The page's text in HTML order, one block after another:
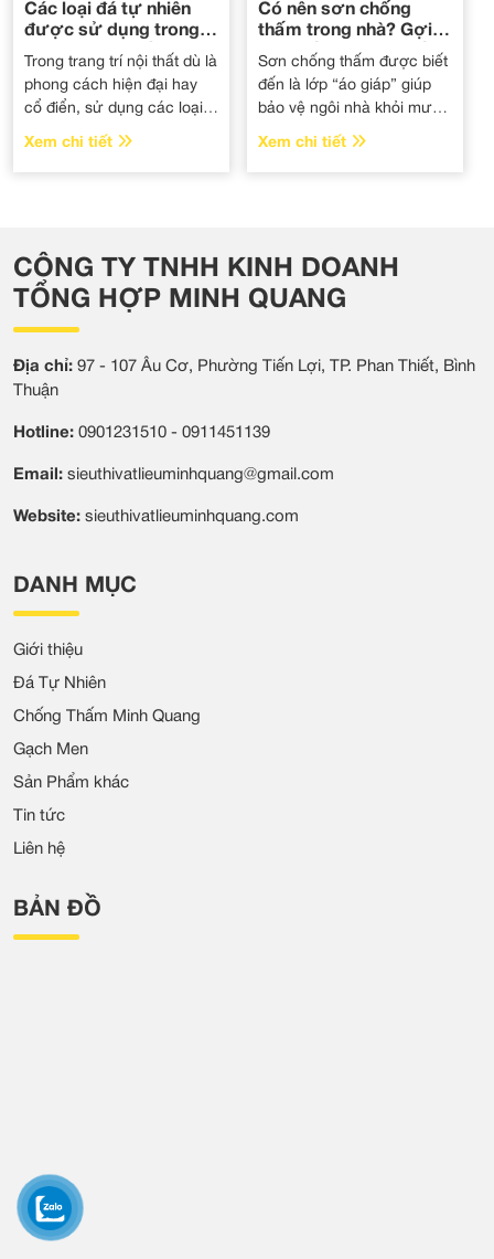
Các loại đá tự nhiên
được sử dụng trong
trang trí nội thất
Trong trang trí nội thất dù là
phong cách hiện đại hay
cổ điển, sử dụng các loại
đá tự nhiên luôn là lựa
độ cứng tốt…Nếu bạn
đang quan tâm tìm hiểu
các loại đá để trang trí nội
thêm trong bài viết dưới
đây.
Xem chi tiết
Có nên sơn chống
thấm trong nhà? Gợi ý
một số loại sơn chống
thấm được đánh giá
cao
Sơn chống thấm được biết
đến là lớp “áo giáp” giúp
bảo vệ ngôi nhà khỏi mưa
nắng. Nhiều người liên hệ
người cùng biết cũng như
gợi ý một số loại chống
Xem chi tiết
CÔNG TY TNHH KINH DOANH
TỔNG HỢP MINH QUANG
Địa chỉ: 97 - 107 Âu Cơ, Phường Tiến Lợi, TP. Phan Thiết, Bình
Thuận
Hotline: 0901231510 - 0911451139
Email: sieuthivatlieuminhquang@gmail.com
Website: sieuthivatlieuminhquang.com
DANH MỤC
Giới thiệu
Đá Tự Nhiên
Chống Thấm Minh Quang
Gạch Men
Sản Phẩm khác
Tin tức
Liên hệ
BẢN ĐỒ